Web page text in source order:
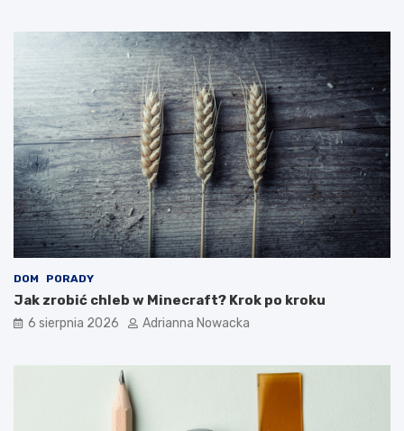
e
e
?
a
DOM PORADY
Jak zrobić chleb w Minecraft? Krok po kroku
6 sierpnia 2026 Adrianna Nowacka